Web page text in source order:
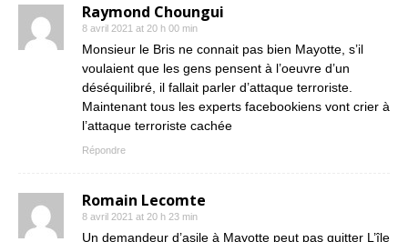
Raymond Choungui
8 avril 2021 at 20 h 00 min
Monsieur le Bris ne connait pas bien Mayotte, s’il
voulaient que les gens pensent à l’oeuvre d’un
déséquilibré, il fallait parler d’attaque terroriste.
Maintenant tous les experts facebookiens vont crier à
l’attaque terroriste cachée
Répondre
Romain Lecomte
8 avril 2021 at 20 h 23 min
Un demandeur d’asile à Mayotte peut pas quitter L’île